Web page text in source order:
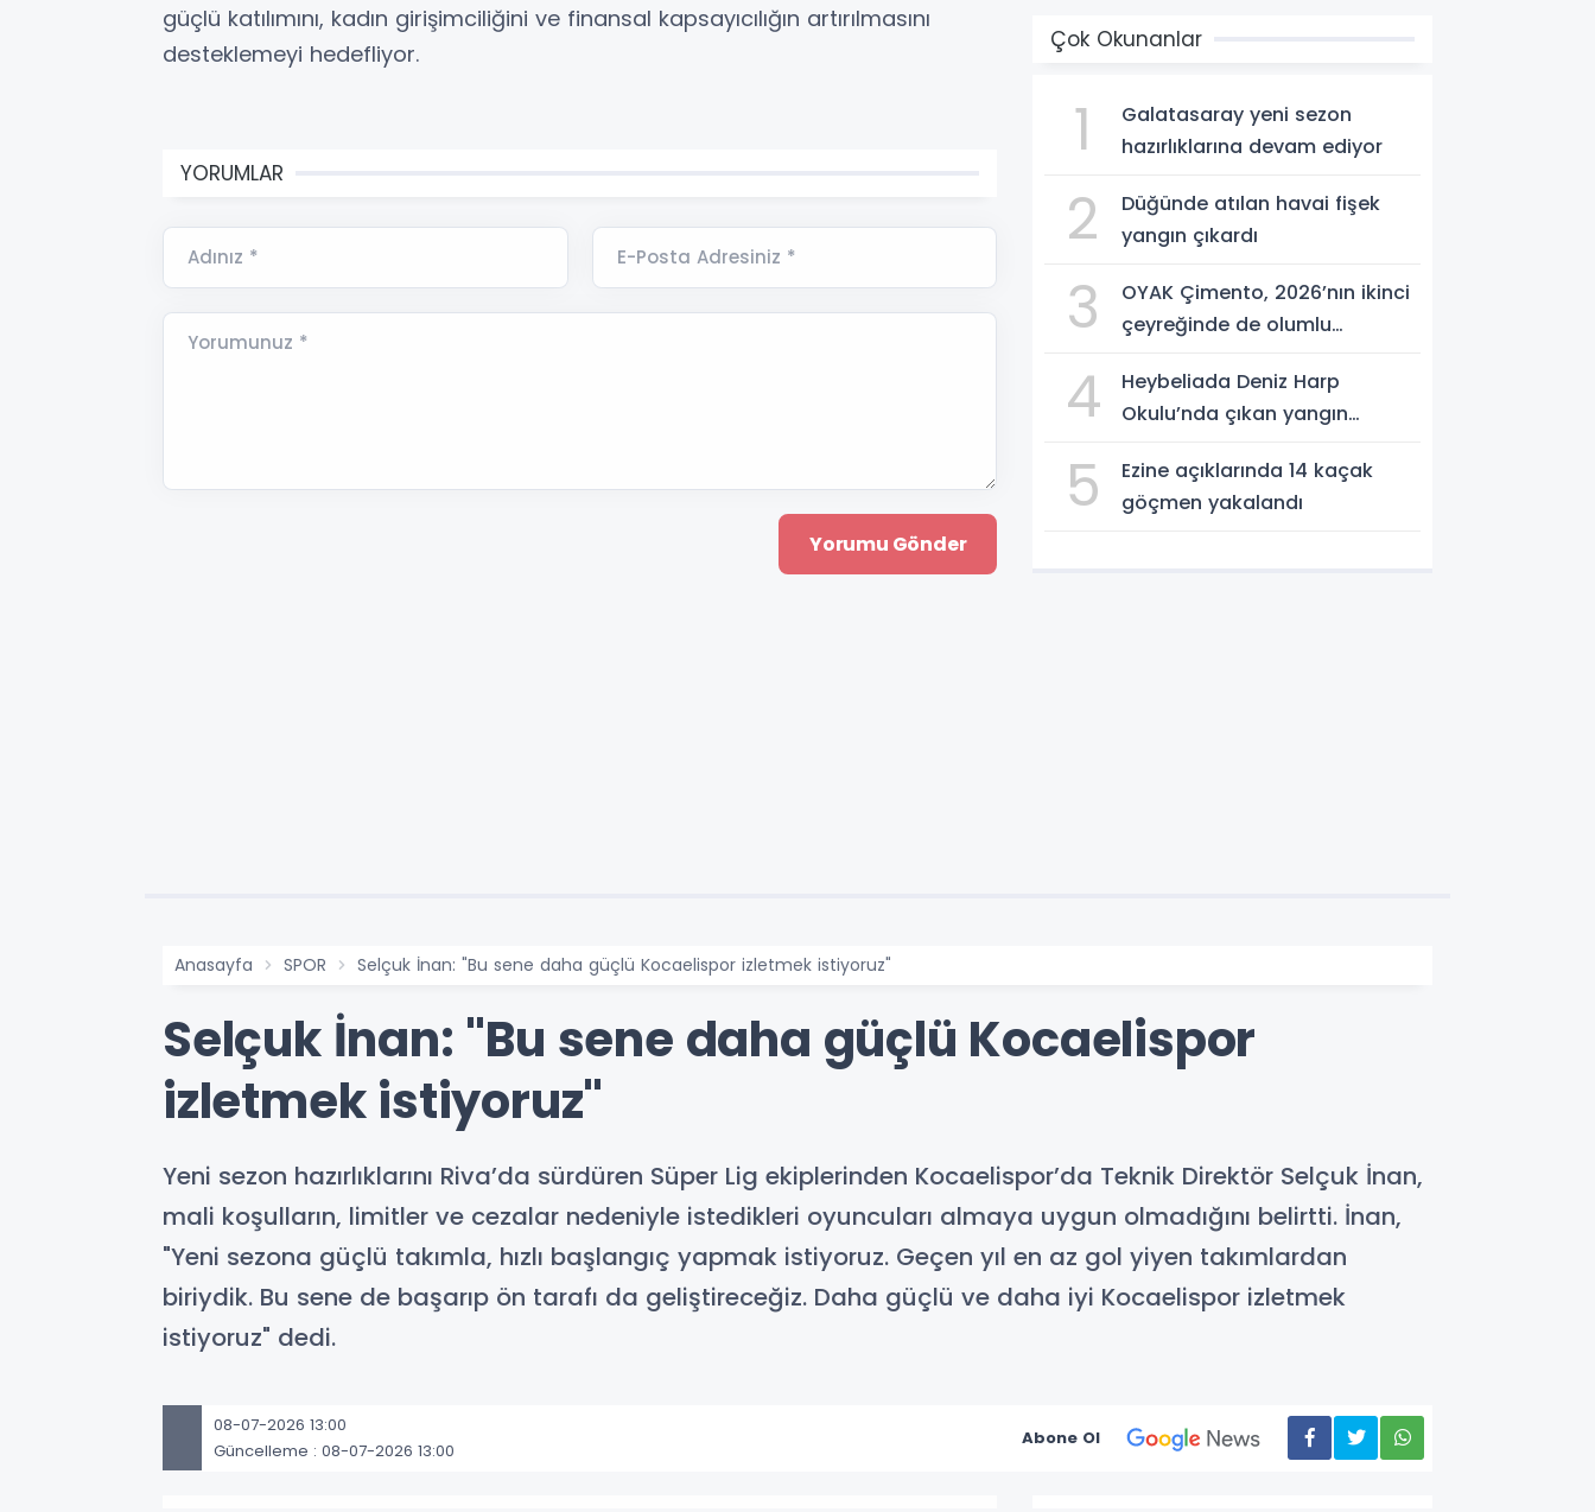
güçlü katılımını, kadın girişimciliğini ve finansal kapsayıcılığın artırılmasını
desteklemeyi hedefliyor.
YORUMLAR
Adınız * E-Posta Adresiniz *
Yorumunuz *
Çok Okunanlar
1
Galatasaray yeni sezon
hazırlıklarına devam ediyor
2
Düğünde atılan havai fişek
yangın çıkardı
3
OYAK Çimento, 2026’nın ikinci
çeyreğinde de olumlu
4
Heybeliada Deniz Harp
Okulu’nda çıkan yangın
5
Ezine açıklarında 14 kaçak
göçmen yakalandı
Anasayfa SPOR Selçuk İnan: "Bu sene daha güçlü Kocaelispor izletmek istiyoruz"
Selçuk İnan: "Bu sene daha güçlü Kocaelispor
izletmek istiyoruz"
Yeni sezon hazırlıklarını Riva’da sürdüren Süper Lig ekiplerinden Kocaelispor’da Teknik Direktör Selçuk İnan,
mali koşulların, limitler ve cezalar nedeniyle istedikleri oyuncuları almaya uygun olmadığını belirtti. İnan,
"Yeni sezona güçlü takımla, hızlı başlangıç yapmak istiyoruz. Geçen yıl en az gol yiyen takımlardan
biriydik. Bu sene de başarıp ön tarafı da geliştireceğiz. Daha güçlü ve daha iyi Kocaelispor izletmek
istiyoruz" dedi.
08-07-2026 13:00
Güncelleme : 08-07-2026 13:00
Abone Ol